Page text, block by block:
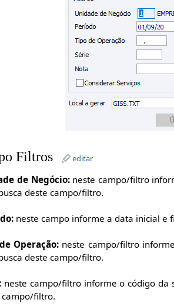
Filtros editar
de Negócio:neste campo/filtro
deste campo/filtro.
neste campo informe a data inicial e
Operação: neste campo/filtro
deste campo/filtro.
neste campo/filtro informe o código
campo/filtro.